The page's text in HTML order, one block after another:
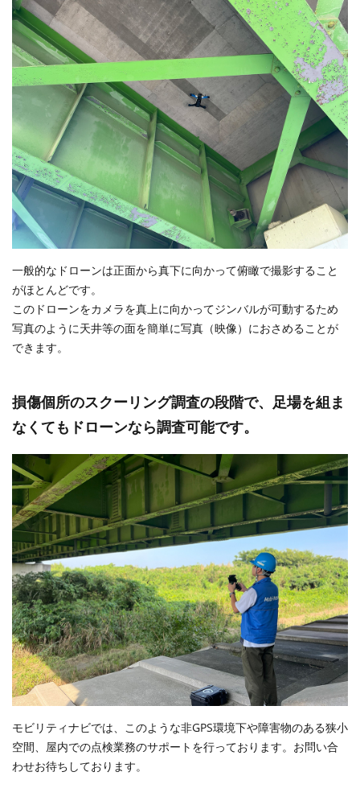
一般的なドローンは正面から真下に向かって俯瞰で撮影すること
がほとんどです。
このドローンをカメラを真上に向かってジンバルが可動するため
写真のように天井等の面を簡単に写真（映像）におさめることが
できます。
損傷個所のスクーリング調査の段階で、足場を組ま
なくてもドローンなら調査可能です。
モビリティナビでは、このような非GPS環境下や障害物のある狭小
空間、屋内での点検業務のサポートを行っております。お問い合
わせお待ちしております。